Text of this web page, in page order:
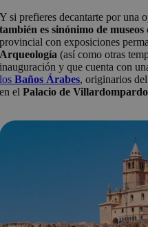
Y si prefieres decantarte por una
también es sinónimo de museos
provincial con exposiciones
Arqueología (así como otras
inauguración y que cuenta con
losBaños Árabes, originarios
en elPalacio de Villardompardo